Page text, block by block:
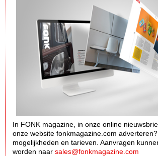
In FONK magazine, in onze online
onze website fonkmagazine.com adverteren?
mogelijkheden en tarieven. Aanvragen
worden naar sales@fonkmagazine.com